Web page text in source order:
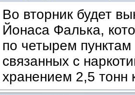
Во вторник будет
Йонаса Фалька,
по четырем
связанных с
хранением 2,5 тонн